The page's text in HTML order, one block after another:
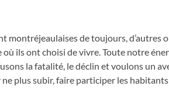
de toujours, d’autres
ils ont choisi de vivre. Toute notre
la fatalité, le déclin et voulons un
plus subir, faire participer les